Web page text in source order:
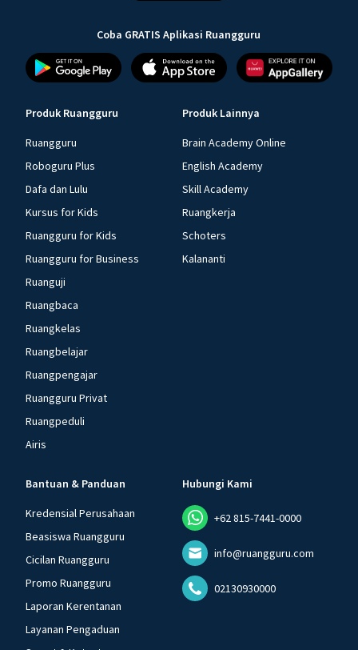
Coba GRATIS Aplikasi Ruangguru
Produk Ruangguru
Ruangguru
Roboguru Plus
Dafa dan Lulu
Kursus for Kids
Ruangguru for Kids
Ruangguru for Business
Ruanguji
Ruangbaca
Ruangkelas
Ruangbelajar
Ruangpengajar
Ruangguru Privat
Ruangpeduli
Airis
Produk Lainnya
Brain Academy Online
English Academy
Skill Academy
Ruangkerja
Schoters
Kalananti
Bantuan & Panduan
Kredensial Perusahaan
Beasiswa Ruangguru
Cicilan Ruangguru
Promo Ruangguru
Laporan Kerentanan
Layanan Pengaduan
Hubungi Kami
+62 815-7441-0000
info@ruangguru.com
02130930000